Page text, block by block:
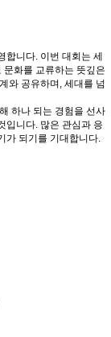
니다. 이번 대회는 세
화를 교류하는 뜻깊은
와 공유하며, 세대를 넘
하나 되는 경험을 선사
입니다. 많은 관심과 응
가 되기를 기대합니다.